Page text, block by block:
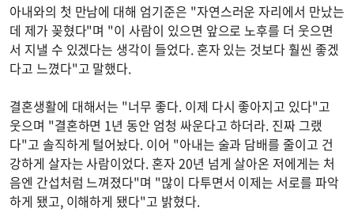
아내와의 첫 만남에 대해 엄기준은 "자연스러운 자리에서 만났는
데 제가 꽂혔다"며 "이 사람이 있으면 앞으로 노후를 더 웃으면
서 지낼 수 있겠다는 생각이 들었다. 혼자 있는 것보다 훨씬 좋겠
다고 느꼈다"고 말했다.
결혼생활에 대해서는 "너무 좋다. 이제 다시 좋아지고 있다"고
웃으며 "결혼하면 1년 동안 엄청 싸운다고 하더라. 진짜 그랬
다"고 솔직하게 털어놨다. 이어 "아내는 술과 담배를 줄이고 건
강하게 살자는 사람이었다. 혼자 20년 넘게 살아온 저에게는 처
음엔 간섭처럼 느껴졌다"며 "많이 다투면서 이제는 서로를 파악
하게 됐고, 이해하게 됐다"고 밝혔다.